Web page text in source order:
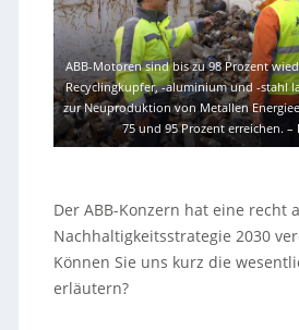
ABB-Motoren sind bis zu 98 Prozent
Recyclingkupfer, -aluminium und -stahl
zur Neuproduktion von Metallen
75 und 95 Prozent erreichen. –
Der ABB-Konzern hat eine recht
Nachhaltigkeitsstrategie 2030
Können Sie uns kurz die
erläutern?